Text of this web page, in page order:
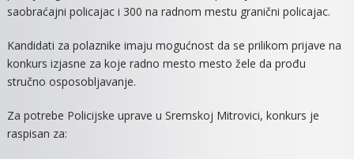
saobraćajni policajac i 300 na radnom mestu granični policajac.
Kandidati za polaznike imaju mogućnost da se prilikom prijave na
konkurs izjasne za koje radno mesto mesto žele da prođu
stručno osposobljavanje.
Za potrebe Policijske uprave u Sremskoj Mitrovici, konkurs je
raspisan za: